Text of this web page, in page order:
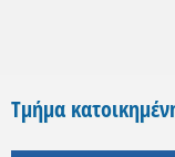
Τμήμα